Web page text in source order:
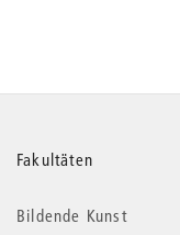
Weitere
Fakultäten
Bildende Kunst